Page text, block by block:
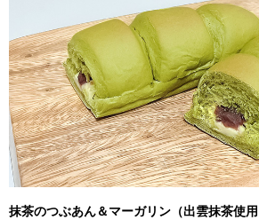
抹茶のつぶあん＆マーガリン（出雲抹茶使用